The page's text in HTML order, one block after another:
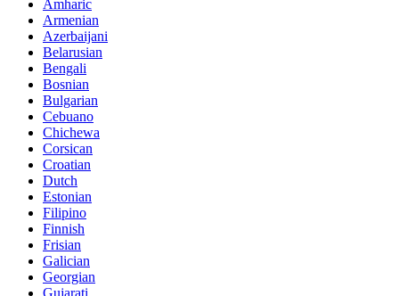
Amharic
Armenian
Azerbaijani
Belarusian
Bengali
Bosnian
Bulgarian
Cebuano
Chichewa
Corsican
Croatian
Dutch
Estonian
Filipino
Finnish
Frisian
Galician
Georgian
Gujarati